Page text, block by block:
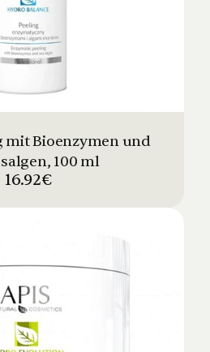
mit Bioenzymen und
100 ml
16.92€